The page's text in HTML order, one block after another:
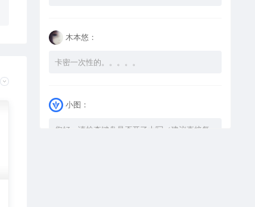
木本悠：
卡密一次性的。。。。。
小图：
您好，请检查键盘是否开了大写（建议直接复